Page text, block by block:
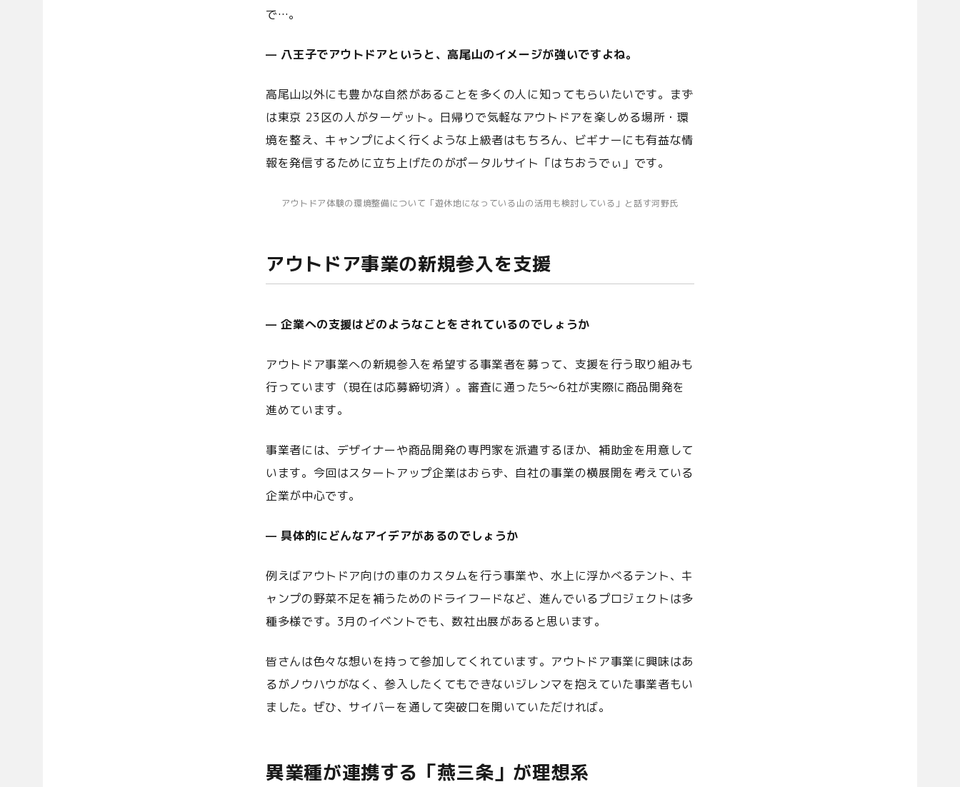
で…。
— 八王子でアウトドアというと、高尾山のイメージが強いですよね。
高尾山以外にも豊かな自然があることを多くの人に知ってもらいたいです。まず
は東京 23区の人がターゲット。日帰りで気軽なアウトドアを楽しめる場所・環
境を整え、キャンプによく行くような上級者はもちろん、ビギナーにも有益な情
報を発信するために立ち上げたのがポータルサイト「はちおうでぃ」です。
アウトドア体験の環境整備について「遊休地になっている山の活用も検討している」と話す河野氏
アウトドア事業の新規参入を支援
— 企業への支援はどのようなことをされているのでしょうか
アウトドア事業への新規参入を希望する事業者を募って、支援を行う取り組みも
行っています（現在は応募締切済）。審査に通った5〜6社が実際に商品開発を
進めています。
事業者には、デザイナーや商品開発の専門家を派遣するほか、補助金を用意して
います。今回はスタートアップ企業はおらず、自社の事業の横展開を考えている
企業が中心です。
— 具体的にどんなアイデアがあるのでしょうか
例えばアウトドア向けの車のカスタムを行う事業や、水上に浮かべるテント、キ
ャンプの野菜不足を補うためのドライフードなど、進んでいるプロジェクトは多
種多様です。3月のイベントでも、数社出展があると思います。
皆さんは色々な想いを持って参加してくれています。アウトドア事業に興味はあ
るがノウハウがなく、参入したくてもできないジレンマを抱えていた事業者もい
ました。ぜひ、サイバーを通して突破口を開いていただければ。
異業種が連携する「燕三条」が理想系